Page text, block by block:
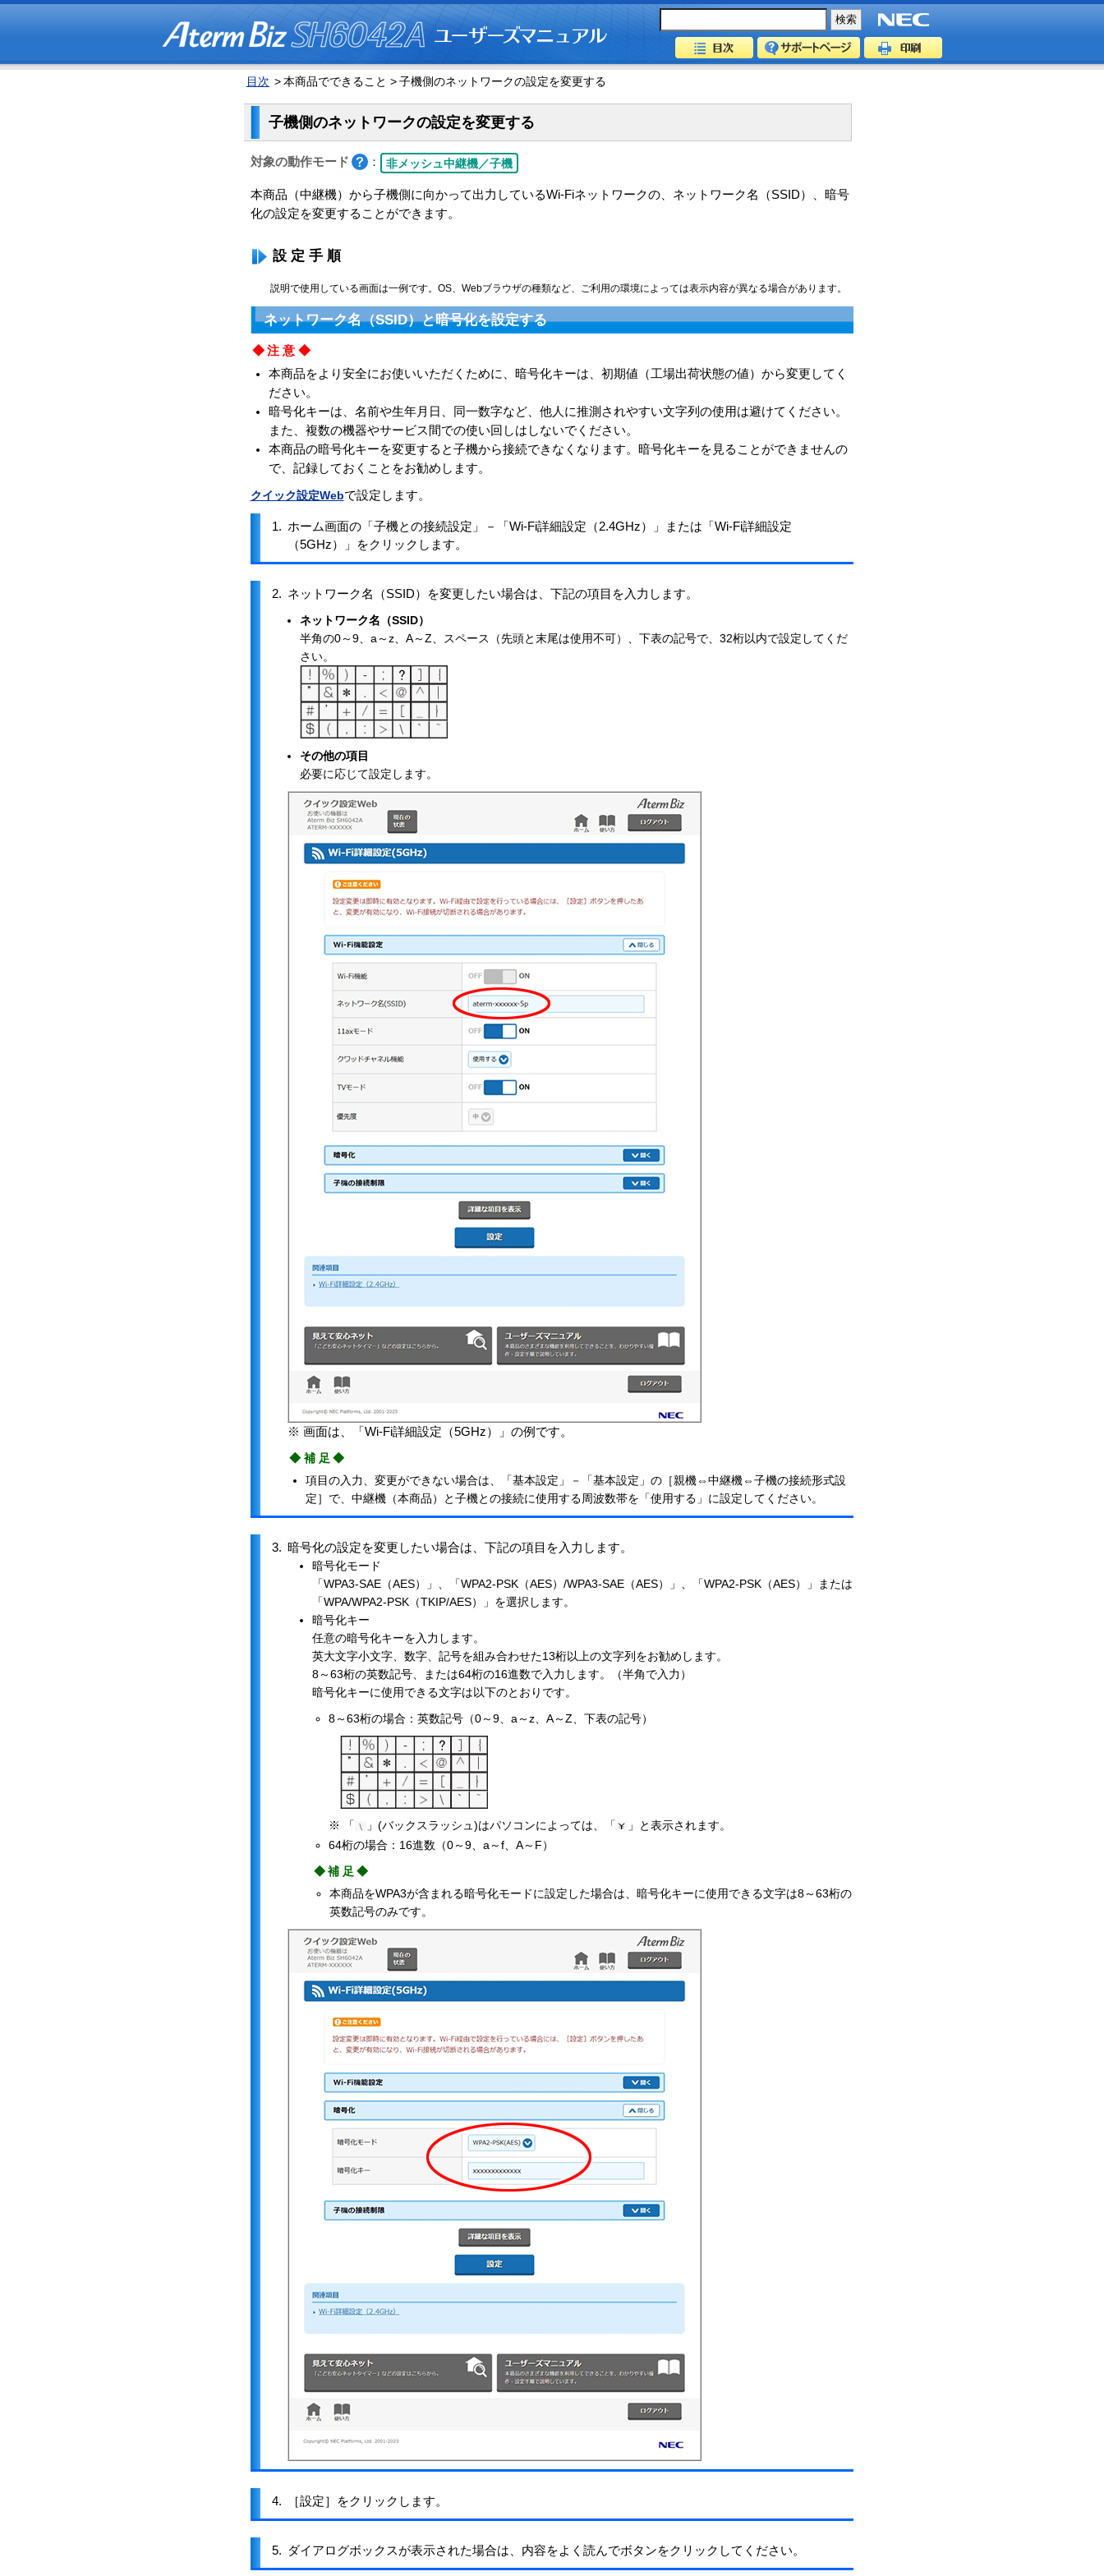
目次 >本商品でできること >子機側のネットワークの設定を変更する
子機側のネットワークの設定を変更する
対象の動作モード ： 非メッシュ中継機／子機
本商品（中継機）から子機側に向かって出力しているWi-Fiネットワークの、ネットワーク名（SSID）、暗号
化の設定を変更することができます。
設定手順
説明で使用している画面は一例です。OS、Webブラウザの種類など、ご利用の環境によっては表示内容が異なる場合があります。
ネットワーク名（SSID）と暗号化を設定する
◆注意◆
本商品をより安全にお使いいただくために、暗号化キーは、初期値（工場出荷状態の値）から変更してく
ださい。
暗号化キーは、名前や生年月日、同一数字など、他人に推測されやすい文字列の使用は避けてください。
また、複数の機器やサービス間での使い回しはしないでください。
本商品の暗号化キーを変更すると子機から接続できなくなります。暗号化キーを見ることができませんの
で、記録しておくことをお勧めします。
クイック設定Webで設定します。
1. ホーム画面の「子機との接続設定」－「Wi-Fi詳細設定（2.4GHz）」または「Wi-Fi詳細設定
（5GHz）」をクリックします。
2. ネットワーク名（SSID）を変更したい場合は、下記の項目を入力します。
ネットワーク名（SSID）
半角の0～9、a～z、A～Z、スペース（先頭と末尾は使用不可）、下表の記号で、32桁以内で設定してくだ
さい。
その他の項目
必要に応じて設定します。
※ 画面は、「Wi-Fi詳細設定（5GHz）」の例です。
◆補足◆
項目の入力、変更ができない場合は、「基本設定」－「基本設定」の［親機⇔中継機⇔子機の接続形式設
定］で、中継機（本商品）と子機との接続に使用する周波数帯を「使用する」に設定してください。
3. 暗号化の設定を変更したい場合は、下記の項目を入力します。
暗号化モード
「WPA3-SAE（AES）」、「WPA2-PSK（AES）/WPA3-SAE（AES）」、「WPA2-PSK（AES）」または
「WPA/WPA2-PSK（TKIP/AES）」を選択します。
暗号化キー
任意の暗号化キーを入力します。
英大文字小文字、数字、記号を組み合わせた13桁以上の文字列をお勧めします。
8～63桁の英数記号、または64桁の16進数で入力します。（半角で入力）
暗号化キーに使用できる文字は以下のとおりです。
8～63桁の場合：英数記号（0～9、a～z、A～Z、下表の記号）
※ 「 」(バックスラッシュ)はパソコンによっては、「 」と表示されます。
64桁の場合：16進数（0～9、a～f、A～F）
◆補足◆
本商品をWPA3が含まれる暗号化モードに設定した場合は、暗号化キーに使用できる文字は8～63桁の
英数記号のみです。
4. ［設定］をクリックします。
5. ダイアログボックスが表示された場合は、内容をよく読んでボタンをクリックしてください。